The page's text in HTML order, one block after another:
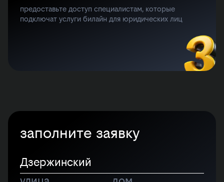
предоставьте доступ специалистам, которые
подключат услуги билайн для юридических лиц
заполните заявку